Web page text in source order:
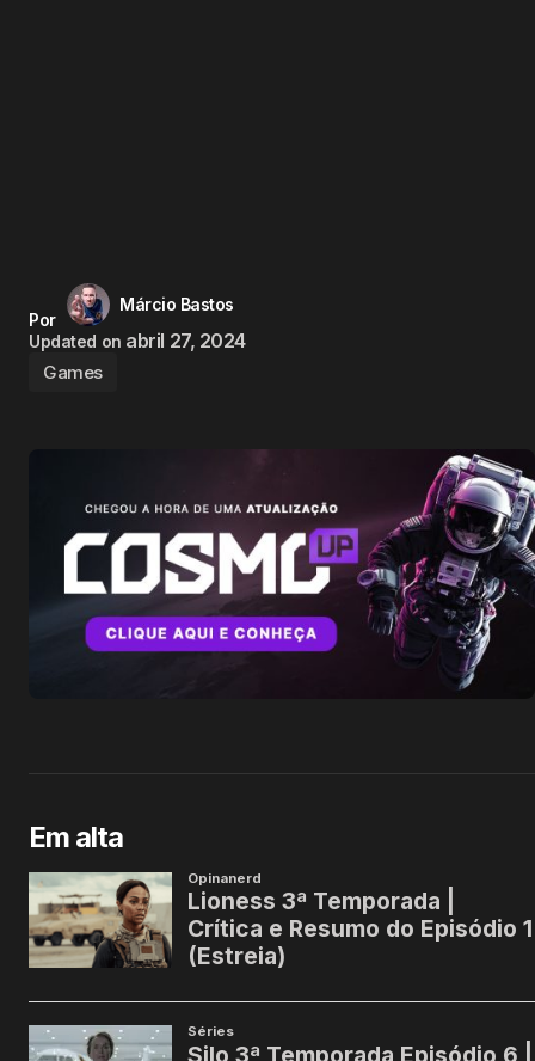
Por
Márcio Bastos
Updated on abril 27, 2024
Games
Em alta